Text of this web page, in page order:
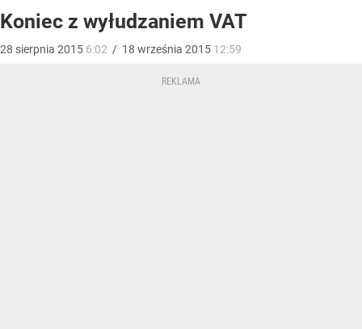
Koniec z wyłudzaniem VAT
28 sierpnia 2015 6:02 / 18 września 2015 12:59